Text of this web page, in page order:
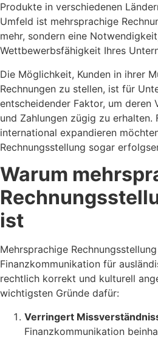
Produkte in verschiedenen
Umfeld ist mehrsprachige
mehr, sondern eine
Wettbewerbsfähigkeit Ihres
Die Möglichkeit, Kunden in ihrer
Rechnungen zu stellen, ist für
entscheidender Faktor, um deren
und Zahlungen zügig zu erhalten.
international expandieren
Rechnungsstellung sogar
Warum
ist
Mehrsprachige
Finanzkommunikation für
rechtlich korrekt und kulturell
wichtigsten Gründe dafür:
Verringert
Finanzkommunikation